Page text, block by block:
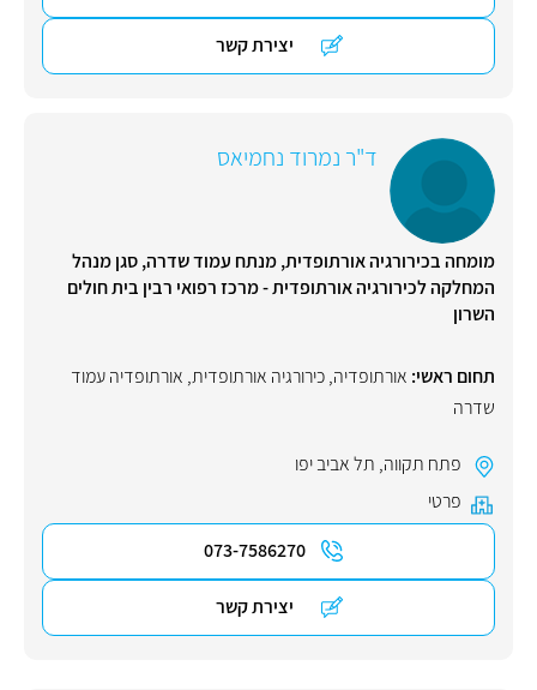
יצירת קשר
ד"ר נמרוד נחמיאס
מומחה בכירורגיה אורתופדית, מנתח עמוד שדרה, סגן מנהל
המחלקה לכירורגיה אורתופדית - מרכז רפואי רבין בית חולים
השרון
תחום ראשי: אורתופדיה,כירורגיה אורתופדית, אורתופדיה עמוד
שדרה
פתח תקווה, תל אביב יפו
פרטי
073-7586270
יצירת קשר